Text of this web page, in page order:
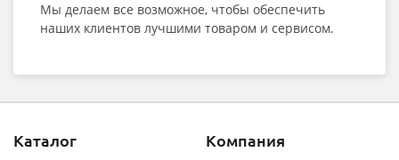
Мы делаем все возможное, чтобы обеспечить
наших клиентов лучшими товаром и сервисом.
Каталог Компания